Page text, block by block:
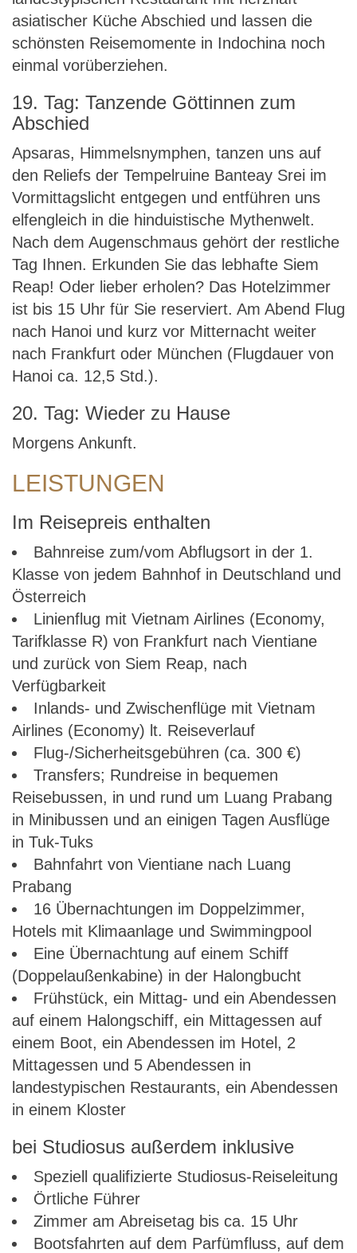
asiatischer Küche Abschied und lassen die
schönsten Reisemomente in Indochina noch
einmal vorüberziehen.
19. Tag: Tanzende Göttinnen zum
Abschied
Apsaras, Himmelsnymphen, tanzen uns auf
den Reliefs der Tempelruine Banteay Srei im
Vormittagslicht entgegen und entführen uns
elfengleich in die hinduistische Mythenwelt.
Nach dem Augenschmaus gehört der restliche
Tag Ihnen. Erkunden Sie das lebhafte Siem
Reap! Oder lieber erholen? Das Hotelzimmer
ist bis 15 Uhr für Sie reserviert. Am Abend Flug
nach Hanoi und kurz vor Mitternacht weiter
nach Frankfurt oder München (Flugdauer von
Hanoi ca. 12,5 Std.).
20. Tag: Wieder zu Hause
Morgens Ankunft.
LEISTUNGEN
Im Reisepreis enthalten
Bahnreise zum/vom Abflugsort in der 1.
Klasse von jedem Bahnhof in Deutschland und
Österreich
Linienflug mit Vietnam Airlines (Economy,
Tarifklasse R) von Frankfurt nach Vientiane
und zurück von Siem Reap, nach
Verfügbarkeit
Inlands- und Zwischenflüge mit Vietnam
Airlines (Economy) lt. Reiseverlauf
Flug-/Sicherheitsgebühren (ca. 300 €)
Transfers; Rundreise in bequemen
Reisebussen, in und rund um Luang Prabang
in Minibussen und an einigen Tagen Ausflüge
in Tuk-Tuks
Bahnfahrt von Vientiane nach Luang
Prabang
16 Übernachtungen im Doppelzimmer,
Hotels mit Klimaanlage und Swimmingpool
Eine Übernachtung auf einem Schiff
(Doppelaußenkabine) in der Halongbucht
Frühstück, ein Mittag- und ein Abendessen
auf einem Halongschiff, ein Mittagessen auf
einem Boot, ein Abendessen im Hotel, 2
Mittagessen und 5 Abendessen in
landestypischen Restaurants, ein Abendessen
in einem Kloster
bei Studiosus außerdem inklusive
Speziell qualifizierte Studiosus-Reiseleitung
Örtliche Führer
Zimmer am Abreisetag bis ca. 15 Uhr
Bootsfahrten auf dem Parfümfluss, auf dem